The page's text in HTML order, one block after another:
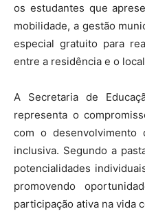
os estudantes que
mobilidade, a gestão
especial gratuito para
entre a residência e o
A Secretaria de
representa o
com o desenvolvimento
inclusiva. Segundo a
potencialidades
promovendo
participação ativa na vida